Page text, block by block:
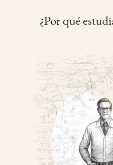
¿Por qué